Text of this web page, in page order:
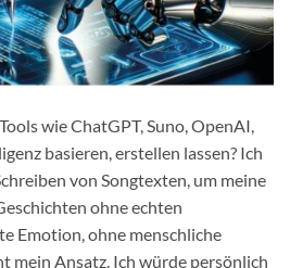
wie ChatGPT, Suno, OpenAI,
basieren, erstellen lassen? Ich
von Songtexten, um meine
ohne echten
Emotion, ohne menschliche
mein Ansatz. Ich würde persönlich